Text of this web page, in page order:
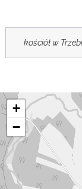
kościół w
+
−